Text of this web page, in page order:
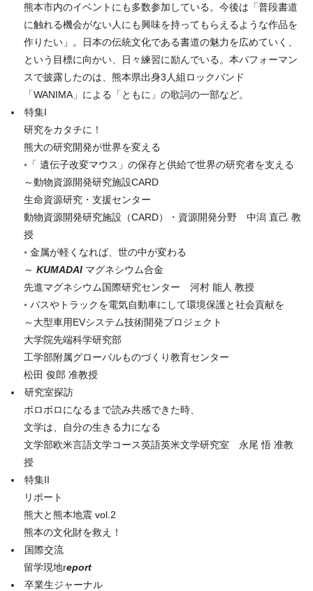
熊本市内のイベントにも多数参加している。今後は「普段書道
に触れる機会がない人にも興味を持ってもらえるような作品を
作りたい」。日本の伝統文化である書道の魅力を広めていく、
という目標に向かい、日々練習に励んでいる。本パフォーマン
スで披露したのは、熊本県出身3人組ロックバンド
「WANIMA」による「ともに」の歌詞の一部など。
特集I
研究をカタチに！
熊大の研究開発が世界を変える
◦「 遺伝子改変マウス」の保存と供給で世界の研究者を支える
～動物資源開発研究施設CARD
生命資源研究・支援センター
動物資源開発研究施設（CARD）・資源開発分野 中潟 直己 教
授
◦ 金属が軽くなれば、世の中が変わる
～KUMADAI マグネシウム合金
先進マグネシウム国際研究センター 河村 能人 教授
◦ バスやトラックを電気自動車にして環境保護と社会貢献を
～大型車用EVシステム技術開発プロジェクト
大学院先端科学研究部
工学部附属グローバルものづくり教育センター
松田 俊郎 准教授
研究室探訪
ボロボロになるまで読み共感できた時、
文学は、自分の生きる力になる
文学部欧米言語文学コース英語英米文学研究室 永尾 悟 准教
授
特集II
リポート
熊大と熊本地震 vol.2
熊本の文化財を救え！
国際交流
留学現地report
卒業生ジャーナル